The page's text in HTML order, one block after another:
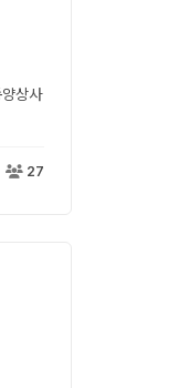
상사
27